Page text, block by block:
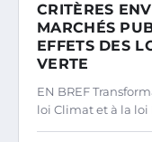
CRITÈRES
MARCHÉS
EFFETS DES
VERTE
EN BREF
loi Climat et à la